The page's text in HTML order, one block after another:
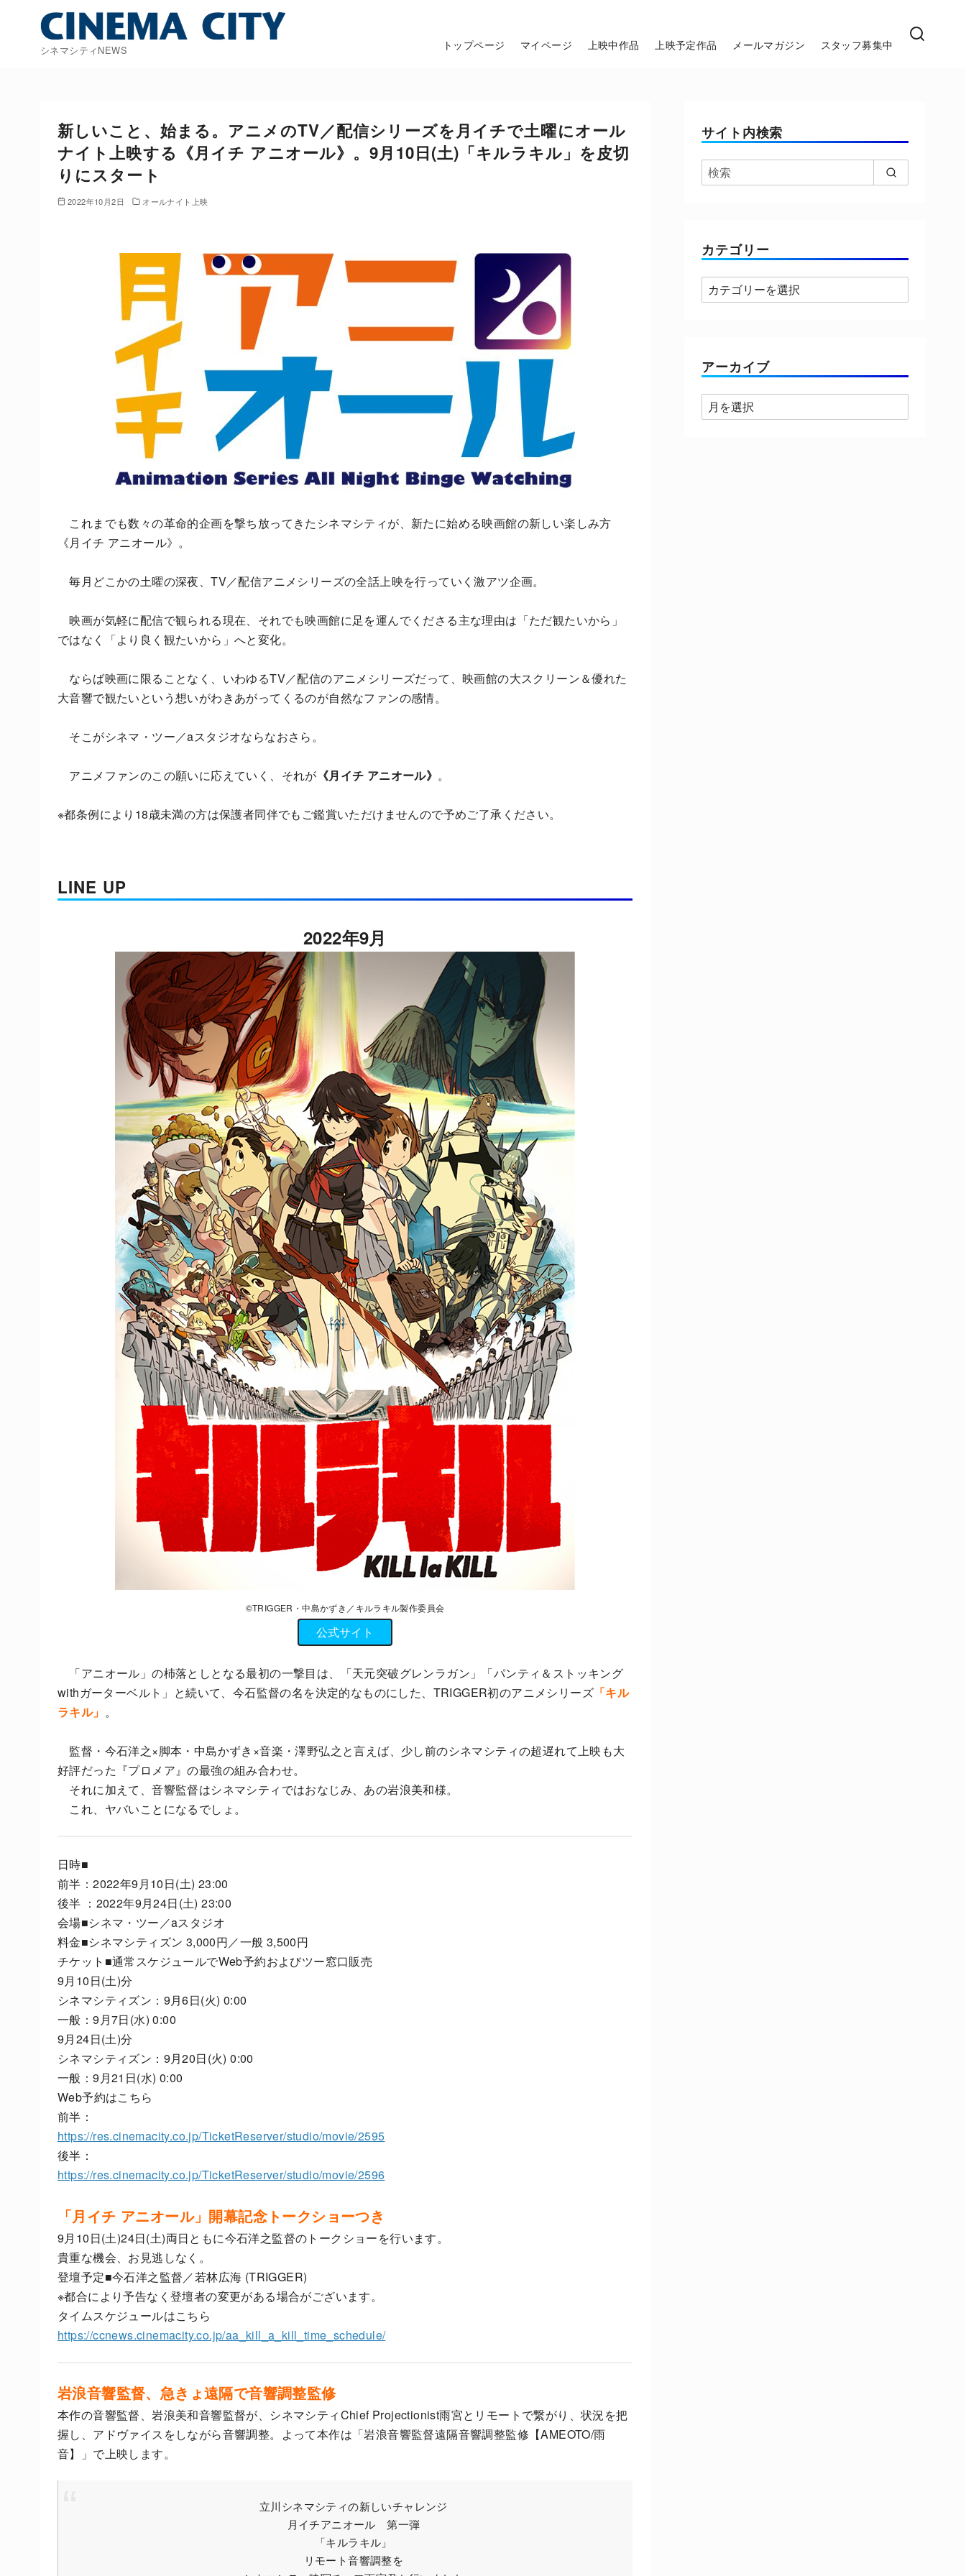
シネマシティNEWS トップページ マイページ 上映中作品 上映予定作品 メールマガジン スタッフ募集中
新しいこと、始まる。アニメのTV／配信シリーズを月イチで土曜にオール
ナイト上映する《月イチ アニオール》。9月10日(土)「キルラキル」を皮切
りにスタート
2022年10月2日 オールナイト上映
これまでも数々の革命的企画を撃ち放ってきたシネマシティが、新たに始める映画館の新しい楽しみ方
《月イチ アニオール》。
毎月どこかの土曜の深夜、TV／配信アニメシリーズの全話上映を行っていく激アツ企画。
映画が気軽に配信で観られる現在、それでも映画館に足を運んでくださる主な理由は「ただ観たいから」
ではなく「より良く観たいから」へと変化。
ならば映画に限ることなく、いわゆるTV／配信のアニメシリーズだって、映画館の大スクリーン＆優れた
大音響で観たいという想いがわきあがってくるのが自然なファンの感情。
そこがシネマ・ツー／aスタジオならなおさら。
アニメファンのこの願いに応えていく、それが 《月イチ アニオール》 。
※都条例により18歳未満の方は保護者同伴でもご鑑賞いただけませんので予めご了承ください。
LINE UP
2022年9月
©TRIGGER・中島かずき／キルラキル製作委員会
公式サイト
「アニオール」の杮落としとなる最初の一撃目は、「天元突破グレンラガン」「パンティ＆ストッキング
withガーターベルト」と続いて、今石監督の名を決定的なものにした、TRIGGER初のアニメシリーズ 「キル
ラキル」 。
監督・今石洋之×脚本・中島かずき×音楽・澤野弘之と言えば、少し前のシネマシティの超遅れて上映も大
好評だった『プロメア』の最強の組み合わせ。
それに加えて、音響監督はシネマシティではおなじみ、あの岩浪美和様。
これ、ヤバいことになるでしょ。
日時■
前半：2022年9月10日(土) 23:00
後半 ：2022年9月24日(土) 23:00
会場■シネマ・ツー／aスタジオ
料金■シネマシティズン 3,000円／一般 3,500円
チケット■通常スケジュールでWeb予約およびツー窓口販売
9月10日(土)分
シネマシティズン：9月6日(火) 0:00
一般：9月7日(水) 0:00
9月24日(土)分
シネマシティズン： 9月20日(火) 0:00
一般：9月21日(水) 0:00
Web予約はこちら
前半：
https://res.cinemacity.co.jp/TicketReserver/studio/movie/2595
後半：
https://res.cinemacity.co.jp/TicketReserver/studio/movie/2596
「月イチ アニオール」開幕記念トークショーつき
9月10日(土)24日(土)両日ともに今石洋之監督のトークショーを行います。
貴重な機会、お見逃しなく。
登壇予定■今石洋之監督／若林広海 (TRIGGER)
※都合により予告なく登壇者の変更がある場合がございます。
タイムスケジュールはこちら
https://ccnews.cinemacity.co.jp/aa_kill_a_kill_time_schedule/
岩浪音響監督、急きょ遠隔で音響調整監修
本作の音響監督、岩浪美和音響監督が、シネマシティChief Projectionist雨宮とリモートで繋がり、状況を把
握し、アドヴァイスをしながら音響調整。よって本作は「岩浪音響監督遠隔音響調整監修【AMEOTO/雨
音】」で上映します。
立川シネマシティの新しいチャレンジ
月イチアニオール 第一弾
「キルラキル」
リモート音響調整を
サイト内検索
カテゴリー
カ
テ
ー
アーカイブ
ア
ー